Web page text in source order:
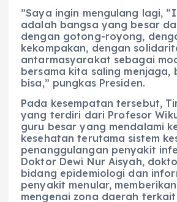
”Saya ingin mengulang lagi,
adalah bangsa yang besar
dengan gotong-royong,
kekompakan, dengan
antarmasyarakat sebagai
bersama kita saling menjaga,
bisa,” pungkas Presiden.
Pada kesempatan tersebut,
yang terdiri dari Profesor
guru besar yang mendalami
kesehatan terutama sistem
penanggulangan penyakit
Doktor Dewi Nur Aisyah,
bidang epidemiologi dan
penyakit menular,
mengenai zona daerah terkait